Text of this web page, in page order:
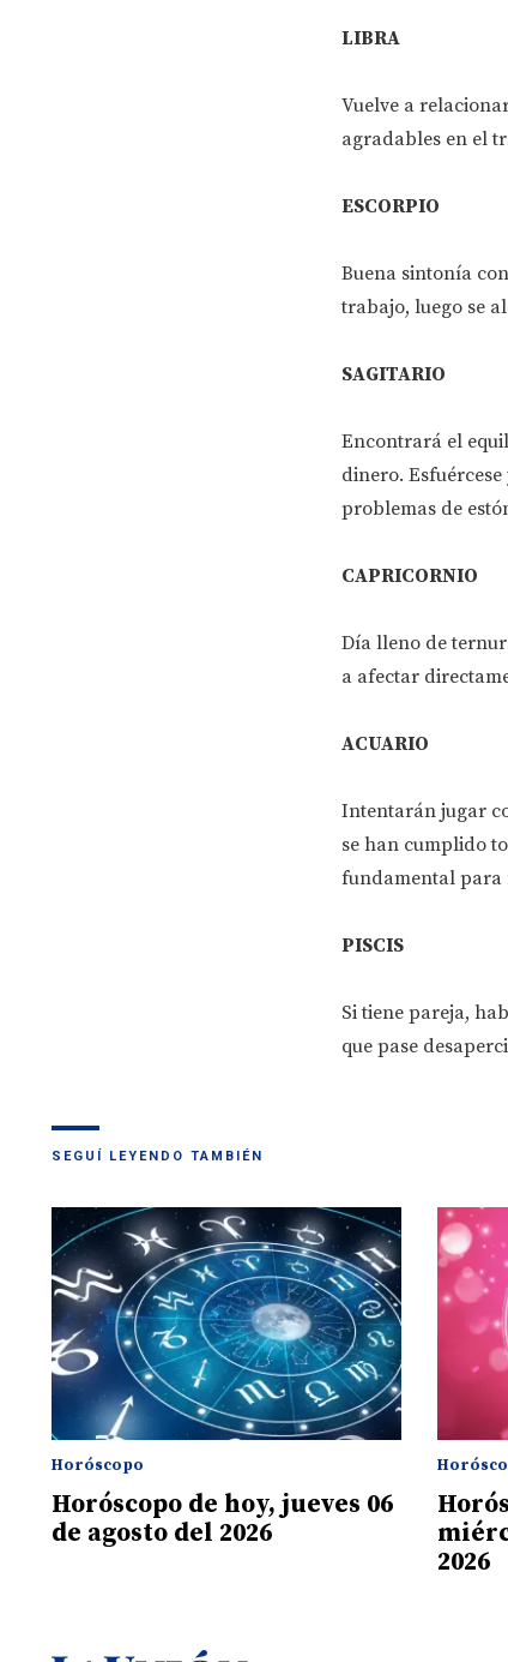
LIBRA
Vuelve a
agradables en el
ESCORPIO
Buena sintonía
trabajo, luego se
SAGITARIO
Encontrará el
dinero.
problemas de
CAPRICORNIO
Día lleno de
a afectar
ACUARIO
Intentarán jugar
se han cumplido
fundamental para
PISCIS
Si tiene pareja,
que pase
SEGUÍ LEYENDO TAMBIÉN
Horóscopo
Horóscopo de hoy, jueves 06
de agosto del 2026
2026